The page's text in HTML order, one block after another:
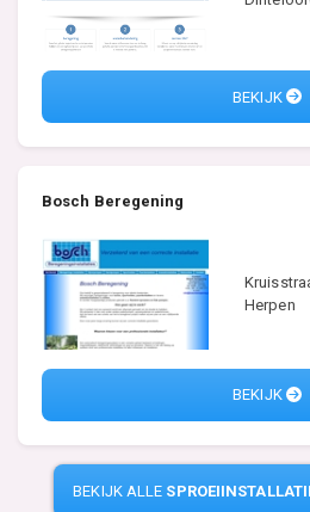
BEKIJK
Bosch Beregening
Herpen
BEKIJK
BEKIJK ALLE